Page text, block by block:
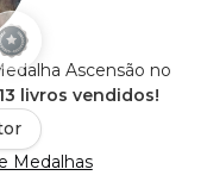
Ascensão no
13 livros vendidos!
Medalhas